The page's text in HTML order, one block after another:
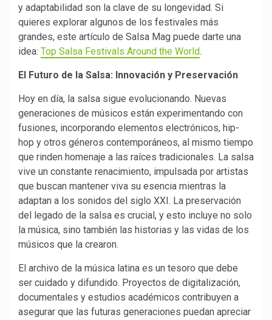
y adaptabilidad son la clave de su longevidad. Si
quieres explorar algunos de los festivales más
grandes, este artículo de Salsa Mag puede darte una
idea: Top Salsa Festivals Around the World.
El Futuro de la Salsa: Innovación y Preservación
Hoy en día, la salsa sigue evolucionando. Nuevas
generaciones de músicos están experimentando con
fusiones, incorporando elementos electrónicos, hip-
hop y otros géneros contemporáneos, al mismo tiempo
que rinden homenaje a las raíces tradicionales. La salsa
vive un constante renacimiento, impulsada por artistas
que buscan mantener viva su esencia mientras la
adaptan a los sonidos del siglo XXI. La preservación
del legado de la salsa es crucial, y esto incluye no solo
la música, sino también las historias y las vidas de los
músicos que la crearon.
El archivo de la música latina es un tesoro que debe
ser cuidado y difundido. Proyectos de digitalización,
documentales y estudios académicos contribuyen a
asegurar que las futuras generaciones puedan apreciar